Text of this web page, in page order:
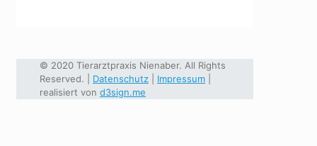
© 2020 Tierarztpraxis Nienaber. All Rights
Reserved. | Datenschutz Impressum
realisiert von d3sign.me